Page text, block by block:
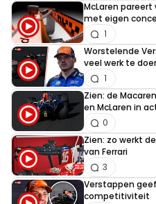
McLaren pareert
met eigen
1
Worstelende
veel werk te
1
Zien: de
en McLaren in
0
Zien: zo werkt
van Ferrari
3
Verstappen
competitiviteit